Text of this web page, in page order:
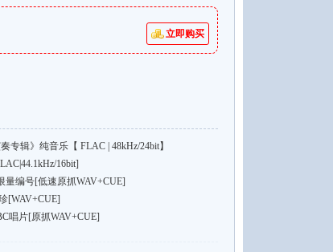
立即购买
专辑》纯音乐【 FLAC | 48kHz/24bit】
16bit]
量编号[低速原抓WAV+CUE]
[WAV+CUE]
唱片[原抓WAV+CUE]